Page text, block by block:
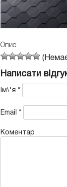
Опис
(Немає
Написати
Ім\'я *
Email *
Коментар